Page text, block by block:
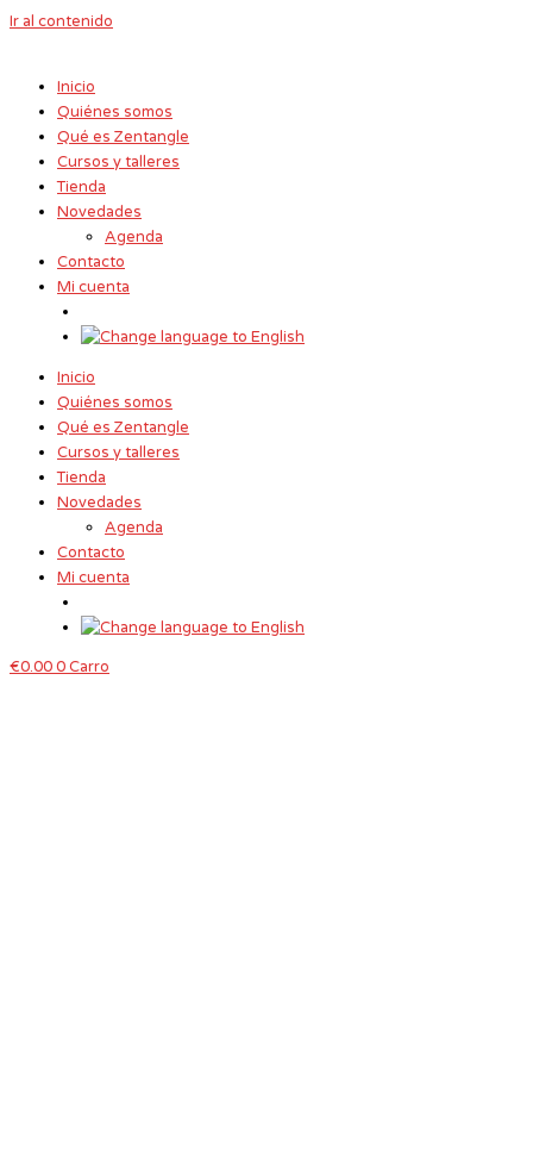
Ir al contenido
Inicio
Quiénes somos
Qué es Zentangle
Cursos y talleres
Tienda
Novedades
Agenda
Contacto
Mi cuenta
Inicio
Quiénes somos
Qué es Zentangle
Cursos y talleres
Tienda
Novedades
Agenda
Contacto
Mi cuenta
€0.000Carro